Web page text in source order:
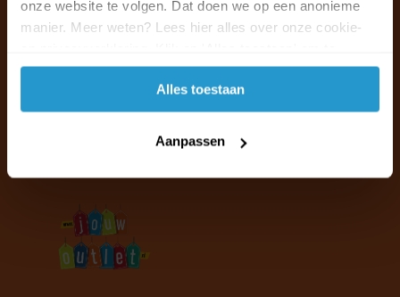
onze website te volgen. Dat doen we op een anonieme
manier. Meer weten? Lees hier alles over onze cookie-
accepteren.
Alles toestaan
Aanpassen
+31 (0)13 785 62 41
Naar de klantenservice & FAQ
info@jouwoutlet.nl